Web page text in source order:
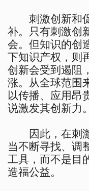
刺激创新和促
补。只有刺激创
会。但知识的创
下知识产权，则
创新会受到遏阻
涨。从全球范围
以传播、应用昂
说激发其创新力。
因此，在刺激
当不断寻找、调
工具，而不是目
造福公益。